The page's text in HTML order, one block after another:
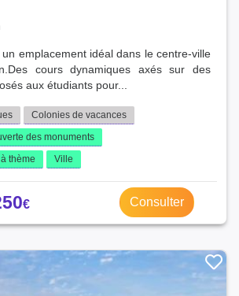
emplacement idéal dans le centre-ville
cours dynamiques axés sur des
aux étudiants pour...
Colonies de vacances
des monuments
thème
Ville
Consulter